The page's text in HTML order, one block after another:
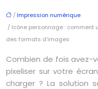
/ Impression numérique
/ Icône personnage : comment
des formats d’images
Combien de fois avez-
pixeliser sur votre
charger ? La solution